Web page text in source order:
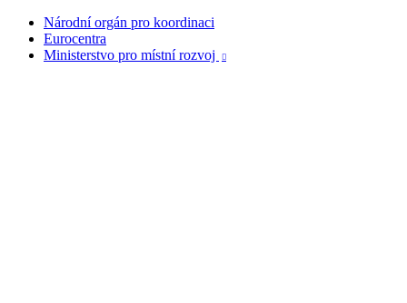
Národní orgán pro koordinaci
Eurocentra
Ministerstvo pro místní rozvoj
